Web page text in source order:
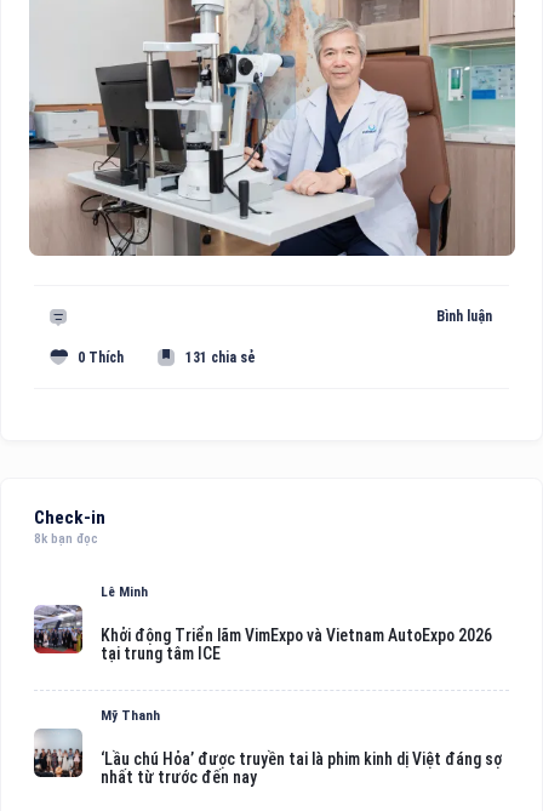
Bình luận
0 Thích 131 chia sẻ
Check-in
8k bạn đọc
Lê Minh
Khởi động Triển lãm VimExpo và Vietnam AutoExpo 2026
tại trung tâm ICE
Mỹ Thanh
‘Lầu chú Hỏa’ được truyền tai là phim kinh dị Việt đáng sợ
nhất từ trước đến nay